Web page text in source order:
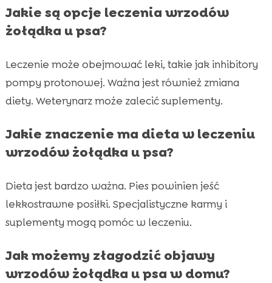
Jakie są opcje leczenia wrzodów
żołądka u psa?
Leczenie może obejmować leki, takie jak inhibitory
pompy protonowej. Ważna jest również zmiana
diety. Weterynarz może zalecić suplementy.
Jakie znaczenie ma dieta w leczeniu
wrzodów żołądka u psa?
Dieta jest bardzo ważna. Pies powinien jeść
lekkostrawne posiłki. Specjalistyczne karmy i
suplementy mogą pomóc w leczeniu.
Jak możemy złagodzić objawy
wrzodów żołądka u psa w domu?